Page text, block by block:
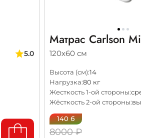
5.0
Матрас Carlson
120х60 см
Высота (см):14
Нагрузка:80 кг
Жесткость 1-ой стороны:
Жёсткость 2-ой стороны:
140 б
8000 ₽